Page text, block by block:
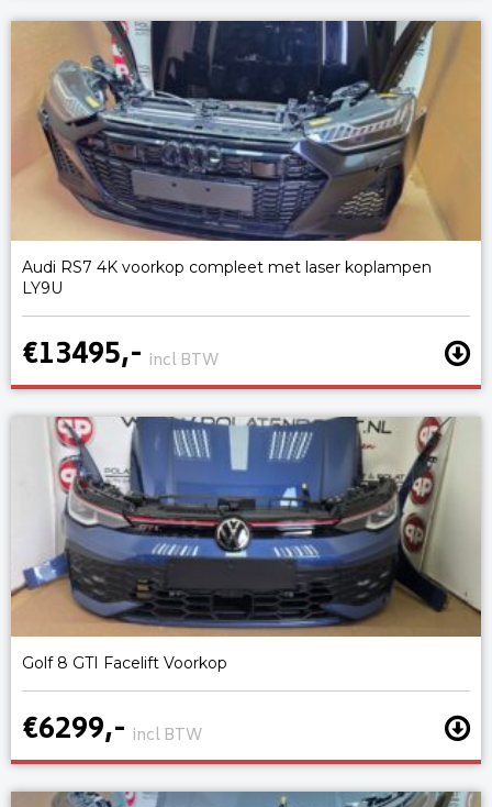
Audi RS7 4K voorkop compleet met laser koplampen
LY9U
€13495,- incl BTW
Golf 8 GTI Facelift Voorkop
€6299,- incl BTW